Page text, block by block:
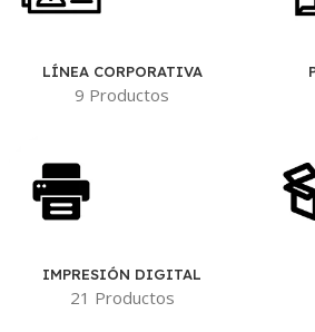
LÍNEA CORPORATIVA
9 Productos
IMPRESIÓN DIGITAL
21 Productos